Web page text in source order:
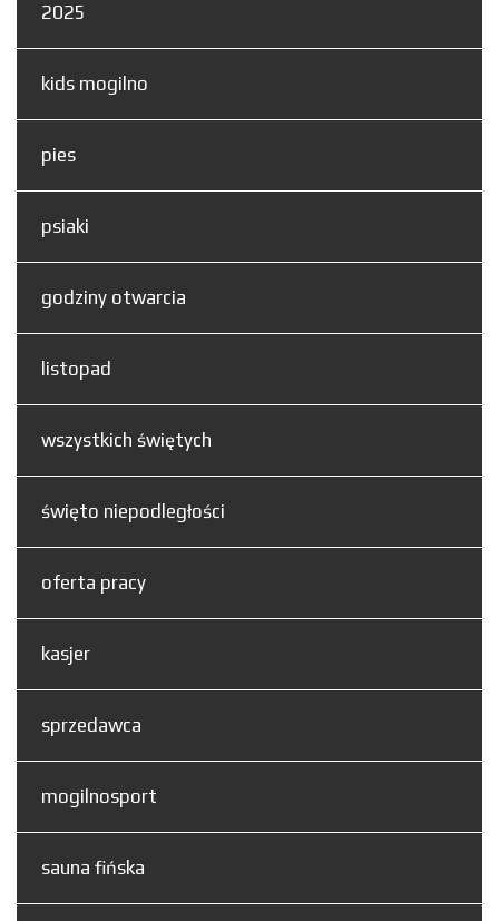
2025
kids mogilno
pies
psiaki
godziny otwarcia
listopad
wszystkich świętych
święto niepodległości
oferta pracy
kasjer
sprzedawca
mogilnosport
sauna fińska